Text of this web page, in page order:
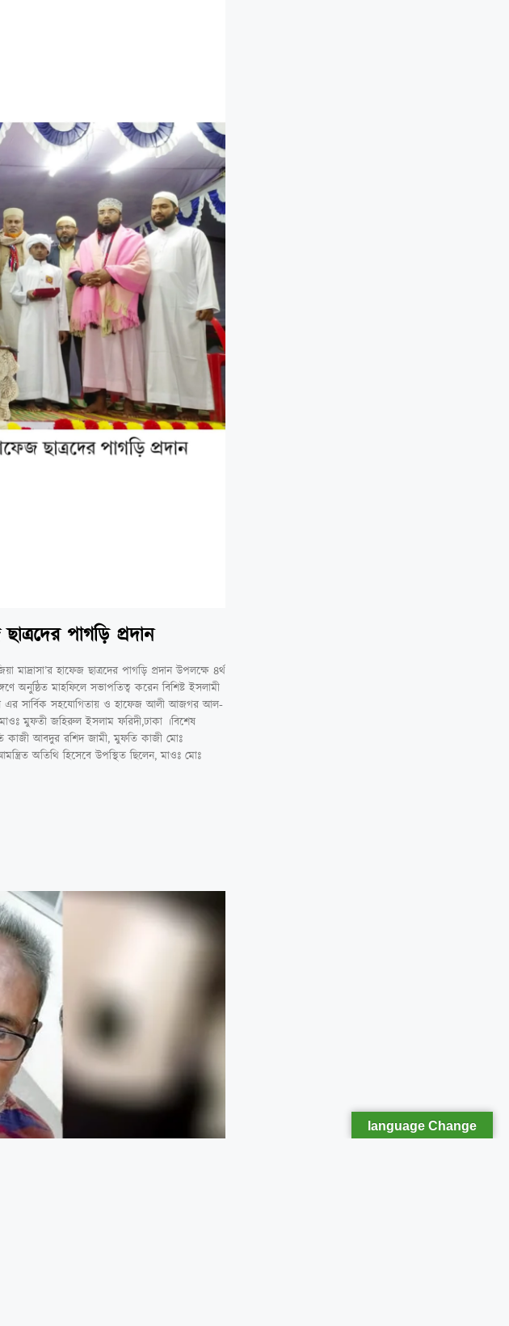
পাগড়ি প্রদান
হাফেজ ছাত্রদের পাগড়ি প্রদান উপলক্ষে ৪র্থ
অনুষ্ঠিত মাহফিলে সভাপতিত্ব করেন বিশিষ্ট ইসলামী
এর সার্বিক সহযোগিতায় ও হাফেজ আলী আজগর আল-
মাওঃ মুফতী জহিরুল ইসলাম ফরিদী,ঢাকা ।বিশেষ
কাজী আবদুর রশিদ জামী, মুফতি কাজী মোঃ
অতিথি হিসেবে উপস্থিত ছিলেন, মাওঃ মোঃ
language Change